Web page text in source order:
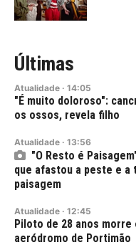
Últimas
Atualidade · 14:05
"É muito doloroso":
os ossos, revela filho
Atualidade · 13:56
"O Resto é
que afastou a peste e a
paisagem
Atualidade · 12:45
Piloto de 28 anos morre
aeródromo de Portimão